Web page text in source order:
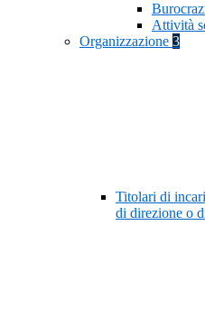
Attività
Organizzazione 3
Titolari di
di direzione o